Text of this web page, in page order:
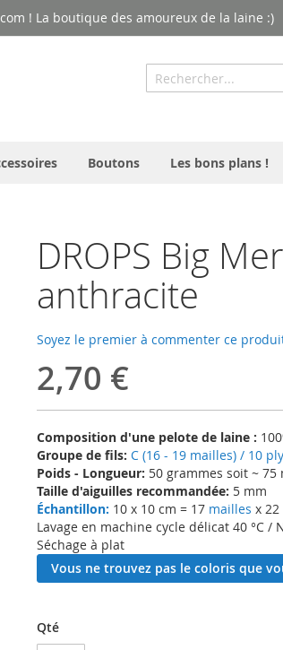
! La boutique des amoureux de la laine :)
Rechercher
Boutons Les bons plans !
DROPS Big
anthracite
Soyez le premier à commenter ce
2,70 €
Composition d'une pelote de laine :
Groupe de fils: C (16 - 19 mailles) / 10
Poids - Longueur: 50 grammes soit ~ 75
Taille d'aiguilles recommandée: 5 mm
Échantillon: 10 x 10 cm = 17 mailles x 22
Lavage en machine cycle délicat 40 °C
Séchage à plat
Vous ne trouvez pas le coloris que
Qté